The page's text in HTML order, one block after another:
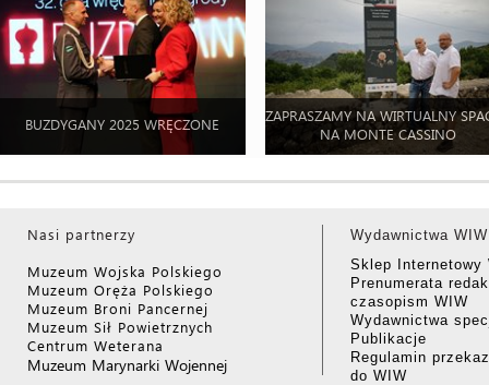
BUZDYGANY 2025 WRĘCZONE
ZAPRASZAMY NA WIRTUALNY
NA MONTE CASSINO
Nasi partnerzy
Muzeum Wojska Polskiego
Muzeum Oręża Polskiego
Muzeum Broni Pancernej
Muzeum Sił Powietrznych
Centrum Weterana
Muzeum Marynarki Wojennej
Wydawnictwa WIW
Sklep Internetowy
Prenumerata
czasopism WIW
Wydawnictwa
Publikacje
Regulamin
do WIW